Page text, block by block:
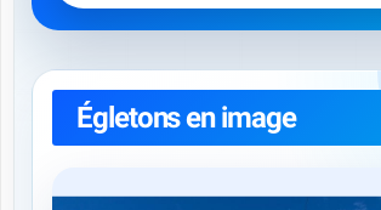
Égletons en image